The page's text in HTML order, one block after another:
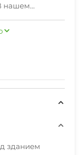
нашем
уютные
, зона
пищу. Есть
зданием